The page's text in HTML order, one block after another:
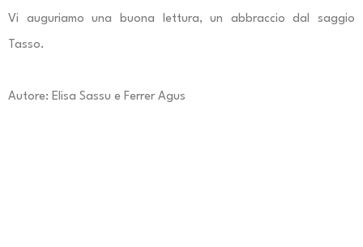
Vi auguriamo una buona lettura, un abbraccio dal saggio
Tasso.
Autore: Elisa Sassu e Ferrer Agus